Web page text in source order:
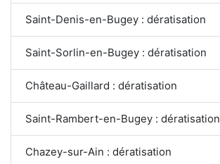
Saint-Denis-en-Bugey : dératisation
Saint-Sorlin-en-Bugey : dératisation
Château-Gaillard : dératisation
Saint-Rambert-en-Bugey : dératisation
Chazey-sur-Ain : dératisation